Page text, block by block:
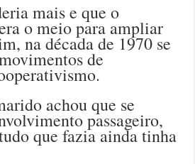
mais e que o
o meio para ampliar
na década de 1970 se
de
achou que se
passageiro,
que fazia ainda tinha